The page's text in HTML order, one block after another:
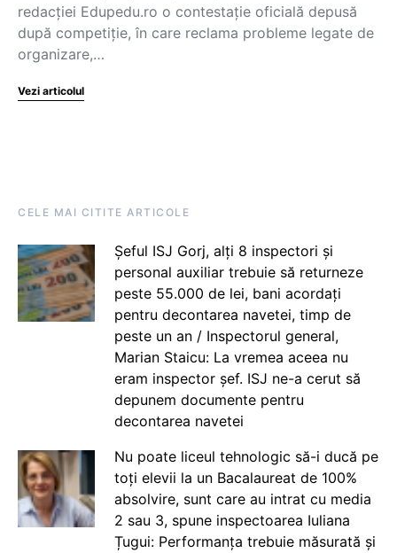
redacției Edupedu.ro o contestație oficială depusă
după competiție, în care reclama probleme legate de
organizare,…
Vezi articolul
CELE MAI CITITE ARTICOLE
Șeful ISJ Gorj, alți 8 inspectori și
personal auxiliar trebuie să returneze
peste 55.000 de lei, bani acordați
pentru decontarea navetei, timp de
peste un an / Inspectorul general,
Marian Staicu: La vremea aceea nu
eram inspector șef. ISJ ne-a cerut să
depunem documente pentru
decontarea navetei
Nu poate liceul tehnologic să-i ducă pe
toți elevii la un Bacalaureat de 100%
absolvire, sunt care au intrat cu media
2 sau 3, spune inspectoarea Iuliana
Țugui: Performanța trebuie măsurată și